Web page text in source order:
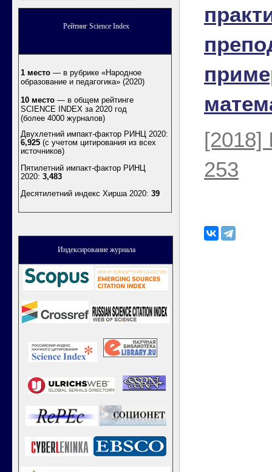
Рейтинг Science Index
1 место — в рубрике «Народное
образование и педагогика» (2020)
10 место — в общем рейтинге
SCIENCE INDEX за 2020 год
(более 4000 журналов)
Двухлетний импакт-фактор РИНЦ 2020:
6,925 (с учетом цитирования из всех
источников)
Пятилетний импакт-фактор РИНЦ
2020: 3,483
Десятилетний индекс Хирша 2020: 39
Индексирование журнала
253